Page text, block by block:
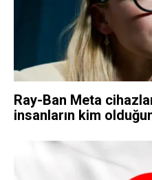
Ray-Ban Meta
insanların kim